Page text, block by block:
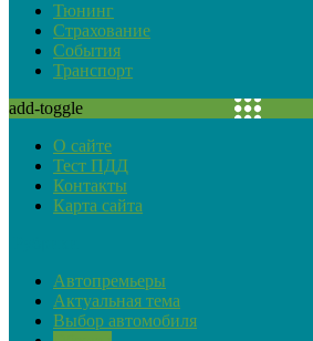
Тюнинг
Страхование
События
Транспорт
add-toggle
О сайте
Тест ПДД
Контакты
Карта сайта
Автопремьеры
Актуальная тема
Выбор автомобиля